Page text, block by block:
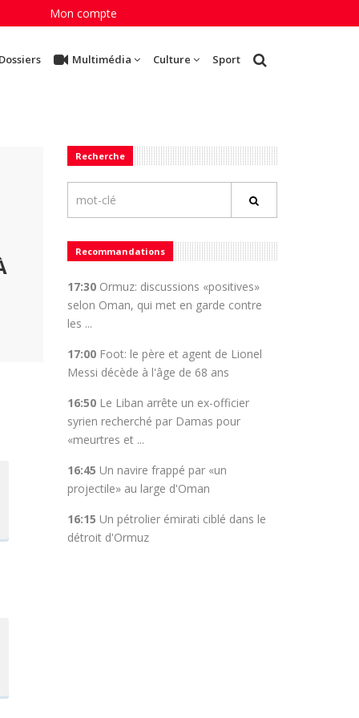
Mon compte
Multimédia Culture Sport
Recherche
Recommandations
17:30Ormuz: discussions «positives»
selon Oman, qui met en garde contre
les ...
17:00Foot: le père et agent de Lionel
Messi décède à l'âge de 68 ans
16:50Le Liban arrête un ex-officier
syrien recherché par Damas pour
«meurtres et ...
16:45 Un navire frappé par «un
projectile» au large d'Oman
16:15 Un pétrolier émirati ciblé dans le
détroit d'Ormuz